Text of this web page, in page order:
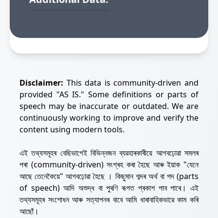
Disclaimer: This data is community-driven and
provided "AS IS." Some definitions or parts of
speech may be inaccurate or outdated. We are
continuously working to improve and verify the
content using modern tools.
এই তথ্যসমূহৰ বেছিভাগেই বিভিন্নজন ব্যৱহাৰকাৰীয়ে আগবঢ়োৱা সমলৰ
পৰা (community-driven) সংগ্ৰহ কৰা হৈছে আৰু ইয়াক "যেনে
আছে তেনেকৈয়ে" আগবঢ়োৱা হৈছে । কিছুমান শব্দৰ অৰ্থ বা পদ (parts
of speech) আদি অশুদ্ধ বা পুৰণি ৰূপত প্ৰকাশ পাব পাৰে। এই
তথ্যসমূহৰ সংশোধন আৰু সত্যাপনৰ বাবে আমি ধাৰাবাহিকভাৱে কাম কৰি
আছোঁ।